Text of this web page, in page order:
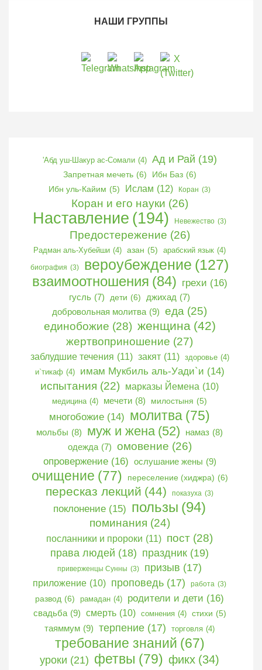
НАШИ ГРУППЫ
'Абд уш-Шакур ас-Сомали (4) Ад и Рай (19)
Запретная мечеть (6) Ибн Баз (6)
Ибн уль-Кайим (5) Ислам (12) Коран (3)
Коран и его науки (26)
Наставление (194) Невежество (3)
Предостережение (26)
Радман аль-Хубейши (4) азан (5) арабский язык (4)
биография (3) вероубеждение (127)
взаимоотношения (84) грехи (16)
гусль (7) дети (6) джихад (7)
добровольная молитва (9) еда (25)
единобожие (28) женщина (42)
жертвоприношение (27)
заблудшие течения (11) закят (11) здоровье (4)
и`тикаф (4) имам Мукбиль аль-Уади`и (14)
испытания (22) марказы Йемена (10)
медицина (4) мечети (8) милостыня (5)
многобожие (14) молитва (75)
мольбы (8) муж и жена (52) намаз (8)
одежда (7) омовение (26)
опровержение (16) ослушание жены (9)
очищение (77) переселение (хиджра) (6)
пересказ лекций (44) показуха (3)
поклонение (15) пользы (94)
поминания (24)
посланники и пророки (11) пост (28)
права людей (18) праздник (19)
приверженцы Сунны (3) призыв (17)
приложение (10) проповедь (17) работа (3)
развод (6) рамадан (4) родители и дети (16)
свадьба (9) смерть (10) сомнения (4) стихи (5)
таяммум (9) терпение (17) торговля (4)
требование знаний (67)
уроки (21) фетвы (79) фикх (34)